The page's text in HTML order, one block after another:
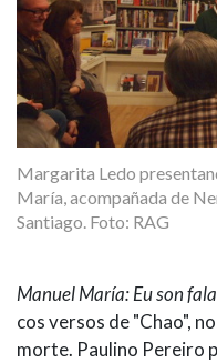
Margarita Ledo
María, acompañada de
Santiago. Foto: RAG
Manuel María: Eu son
cos versos de "Chao",
morte. Paulino Pereiro